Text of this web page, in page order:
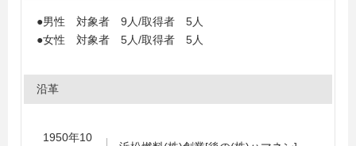
●男性 対象者 9人/取得者 5人
●女性 対象者 5人/取得者 5人
沿革
1950年10